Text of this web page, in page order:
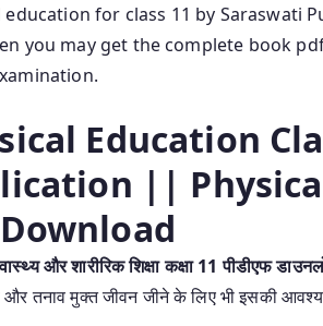
education for class 11 by
you may get the complete book
Education
||
और शारीरिक शिक्षा कक्षा 11 पीडीएफ
तनाव मुक्त जीवन जीने के लिए भी इसकी